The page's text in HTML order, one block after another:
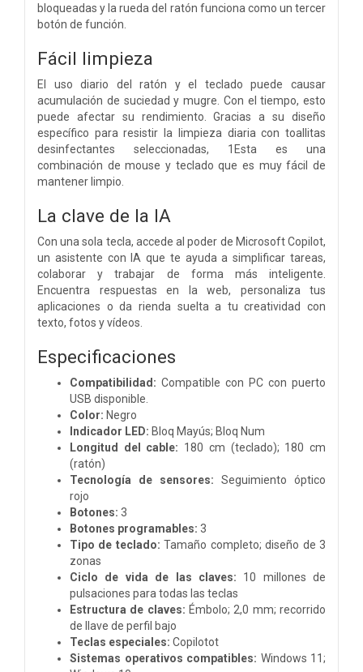
bloqueadas y la rueda del ratón funciona como un tercer
botón de función.
Fácil limpieza
El uso diario del ratón y el teclado puede causar
acumulación de suciedad y mugre. Con el tiempo, esto
puede afectar su rendimiento. Gracias a su diseño
específico para resistir la limpieza diaria con toallitas
desinfectantes seleccionadas, 1Esta es una
combinación de mouse y teclado que es muy fácil de
mantener limpio.
La clave de la IA
Con una sola tecla, accede al poder de Microsoft Copilot,
un asistente con IA que te ayuda a simplificar tareas,
colaborar y trabajar de forma más inteligente.
Encuentra respuestas en la web, personaliza tus
aplicaciones o da rienda suelta a tu creatividad con
texto, fotos y vídeos.
Especificaciones
Compatibilidad: Compatible con PC con puerto
USB disponible.
Color: Negro
Indicador LED: Bloq Mayús; Bloq Num
Longitud del cable: 180 cm (teclado); 180 cm
(ratón)
Tecnología de sensores: Seguimiento óptico
rojo
Botones: 3
Botones programables: 3
Tipo de teclado:Tamaño completo; diseño de 3
zonas
Ciclo de vida de las claves: 10 millones de
pulsaciones para todas las teclas
Estructura de claves: Émbolo; 2,0 mm; recorrido
de llave de perfil bajo
Teclas especiales: Copilotot
Sistemas operativos compatibles: Windows 11;